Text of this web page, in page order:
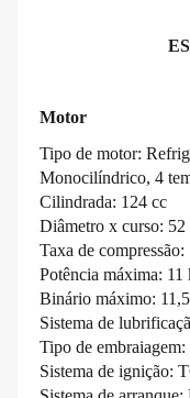
Motor
Tipo de motor:
Monocilíndrico, 4
Cilindrada: 124 cc
Diâmetro x curso:
Taxa de compressão:
Potência máxima:
Binário máximo:
Sistema de
Tipo de
Sistema de ignição: